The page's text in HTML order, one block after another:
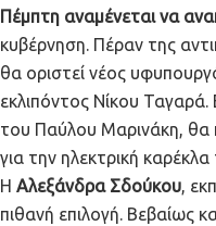
Πέμπτη αναμένεται να
κυβέρνηση. Πέραν της
θα οριστεί νέος
εκλιπόντος Νίκου Ταγαρά.
του Παύλου Μαρινάκη, θα
για την ηλεκτρική
Η Αλεξάνδρα Σδούκου,
πιθανή επιλογή. Βεβαίως